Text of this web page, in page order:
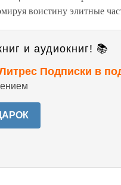
воистину элитные
и аудиокниг! 📚
Подписки в